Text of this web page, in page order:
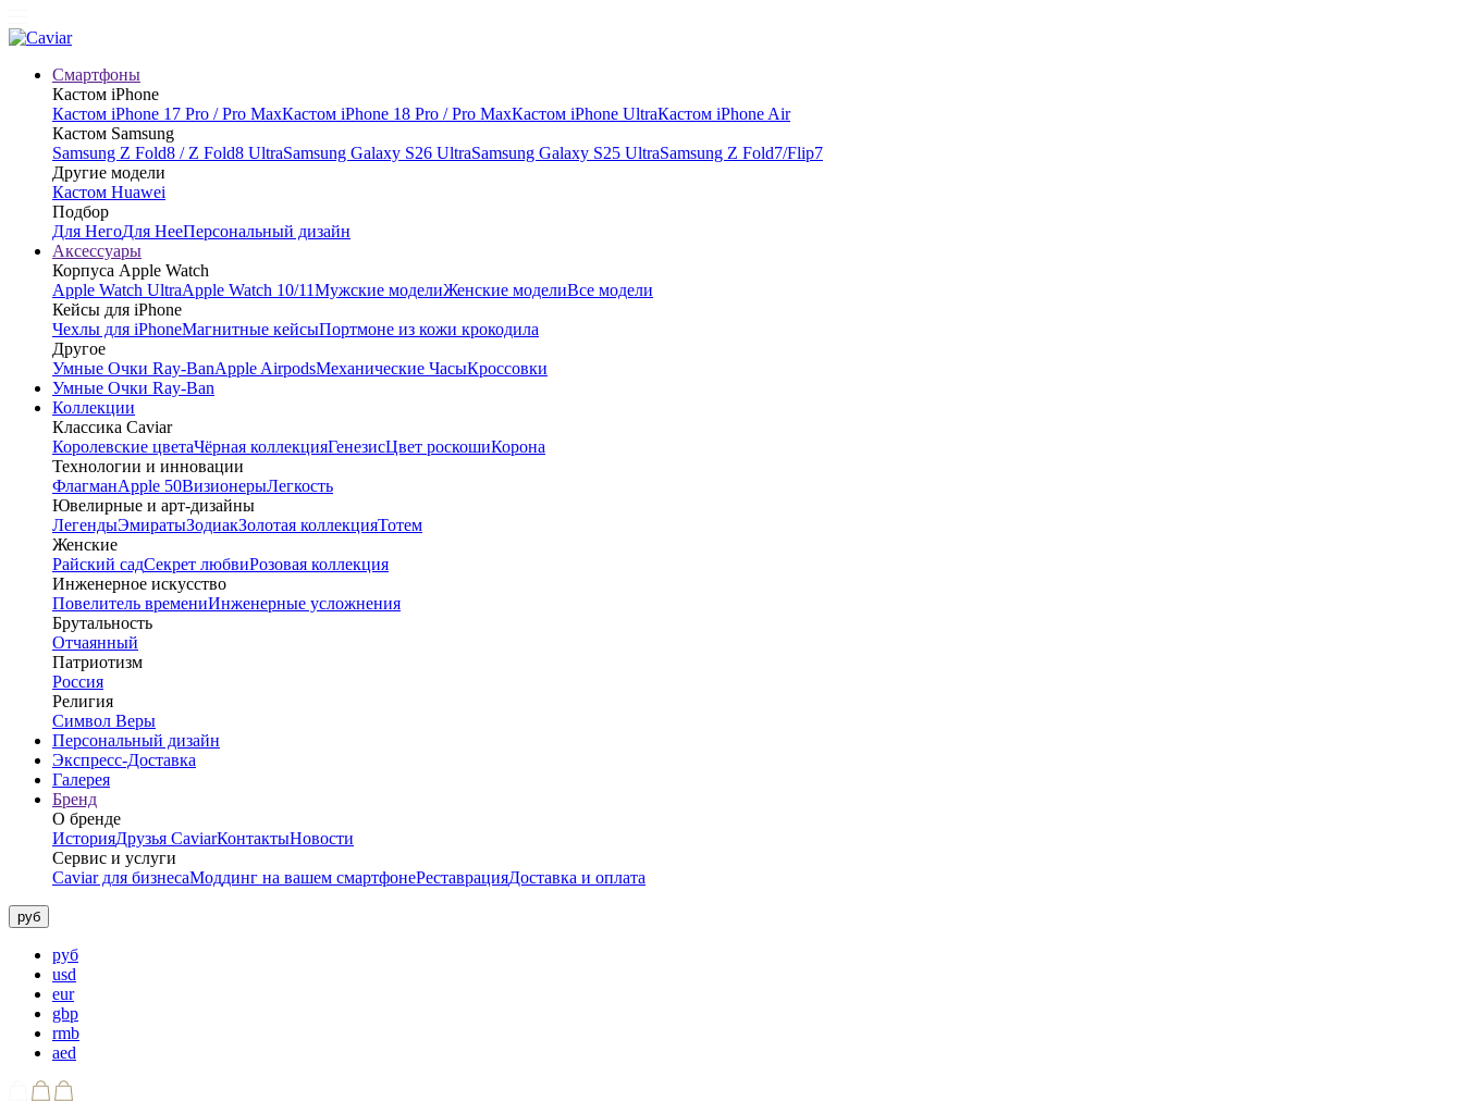
Смартфоны
Кастом iPhone
Кастом iPhone 17 Pro / Pro MaxКастом iPhone 18 Pro / Pro MaxКастом iPhone UltraКастом iPhone Air
Кастом Samsung
Samsung Z Fold8 / Z Fold8 UltraSamsung Galaxy S26 UltraSamsung Galaxy S25 UltraSamsung Z Fold7/Flip7
Другие модели
Кастом Huawei
Подбор
Для НегоДля НееПерсональный дизайн
Аксессуары
Корпуса Apple Watch
Apple Watch UltraApple Watch 10/11Мужские моделиЖенские моделиВсе модели
Кейсы для iPhone
Чехлы для iPhoneМагнитные кейсыПортмоне из кожи крокодила
Другое
Умные Очки Ray-BanApple AirpodsМеханические ЧасыКроссовки
Умные Очки Ray-Ban
Коллекции
Классика Caviar
Королевские цветаЧёрная коллекцияГенезисЦвет роскошиКорона
Технологии и инновации
ФлагманApple 50ВизионерыЛегкость
Ювелирные и арт-дизайны
ЛегендыЭмиратыЗодиакЗолотая коллекцияТотем
Женские
Райский садСекрет любвиРозовая коллекция
Инженерное искусство
Повелитель времениИнженерные усложнения
Брутальность
Отчаянный
Патриотизм
Россия
Религия
Символ Веры
Персональный дизайн
Экспресс-Доставка
Галерея
Бренд
О бренде
ИсторияДрузья CaviarКонтактыНовости
Сервис и услуги
Caviar для бизнесаМоддинг на вашем смартфонеРеставрацияДоставка и оплата
руб
руб
usd
eur
gbp
rmb
aed